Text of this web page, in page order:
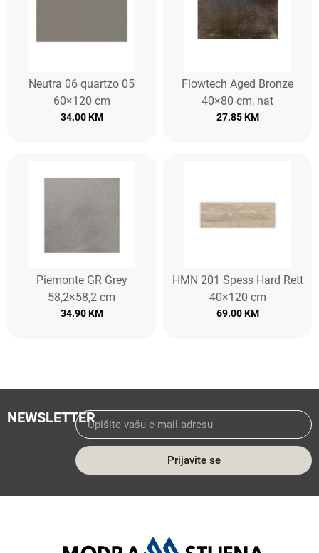
Neutra 06 quartzo 05
60×120 cm
34.00KM
Flowtech Aged Bronze
40×80 cm, nat
27.85KM
Piemonte GR Grey
58,2×58,2 cm
34.90KM
HMN 201 Spess Hard Rett
40×120 cm
69.00KM
NEWSLETTER
Prijavite se